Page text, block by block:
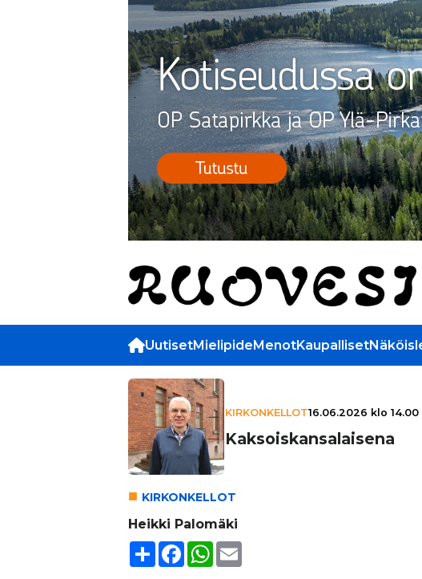
UutisetMielipideMenotKaupalliset
KIRKONKELLOT16.06.2026 klo 14.00
Kak­sois­kan­sa­lai­sena
KIR­KON­KEL­LOT
Heikki Palomäki
Share FacebookWhatsApp